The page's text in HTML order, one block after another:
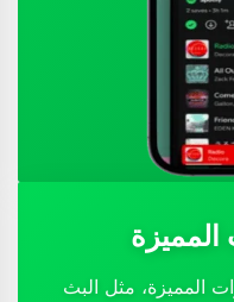
المميزة
المميزة، مثل البث